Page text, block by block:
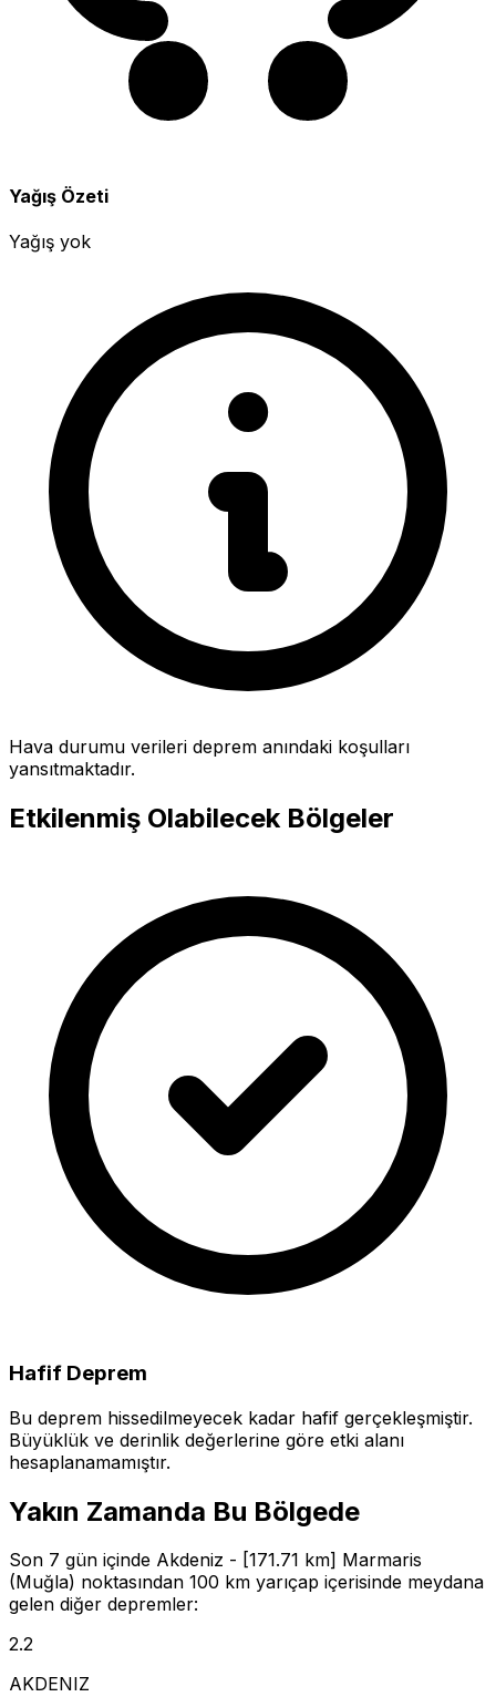
Yağış Özeti
Yağış yok
Hava durumu verileri deprem anındaki koşulları
yansıtmaktadır.
Etkilenmiş Olabilecek Bölgeler
Hafif Deprem
Bu deprem hissedilmeyecek kadar hafif gerçekleşmiştir.
Büyüklük ve derinlik değerlerine göre etki alanı
hesaplanamamıştır.
Yakın Zamanda Bu Bölgede
Son 7 gün içinde Akdeniz - [171.71 km] Marmaris
(Muğla) noktasından 100 km yarıçap içerisinde meydana
gelen diğer depremler:
2.2
AKDENIZ